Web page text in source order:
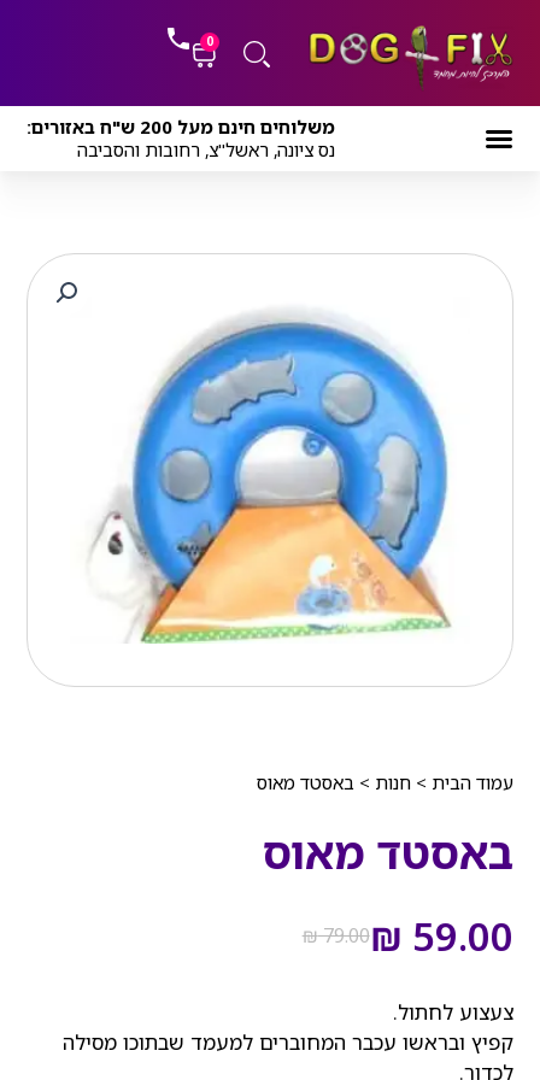
לתוכן
0
עגלת
קניות
משלוחים חינם מעל 200 ש"ח באזורים:
נס ציונה, ראשל"צ, רחובות והסביבה
עמוד הבית >חנות > באסטד מאוס
באסטד מאוס
₪79.00
היה:
₪ 59.00
הוא:
צעצוע לחתול.
קפיץ ובראשו עכבר המחוברים למעמד שבתוכו מסילה
לכדור.